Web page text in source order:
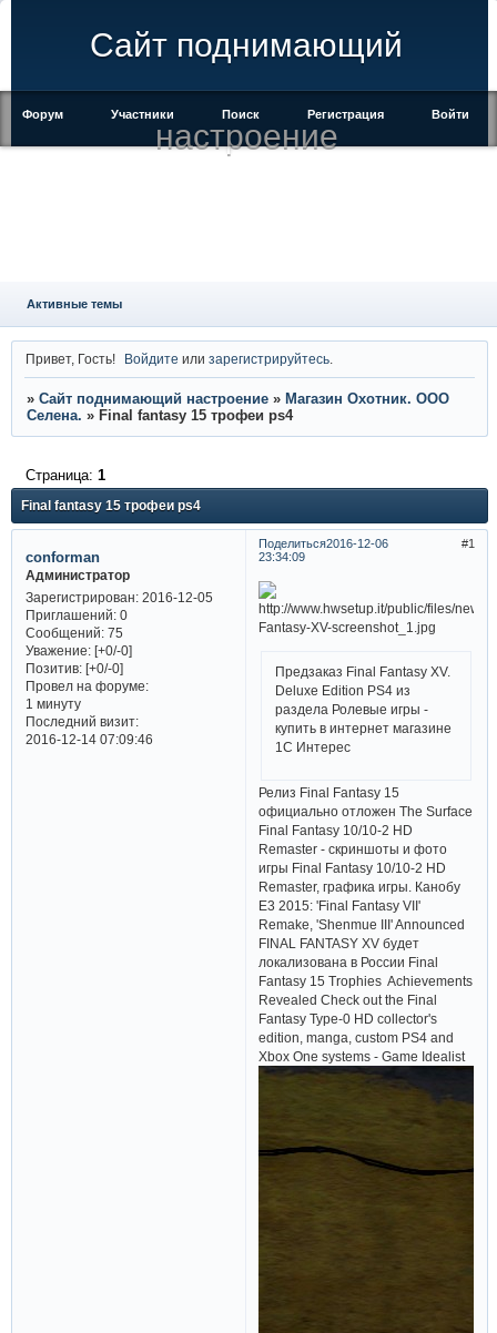
Сайт поднимающий
настроение
Форум Участники Поиск Регистрация Войти
Активные темы
Привет, Гость! Войдите илизарегистрируйтесь
» Сайт поднимающий настроение » Магазин Охотник. ООО
Селена. » Final fantasy 15 трофеи ps4
Final fantasy 15 трофеи ps4
Страница: 1
Поделиться 1
2016-12-06
23:34:09
conforman
Администратор
Зарегистрирован: 2016-12-05
Приглашений:0
Сообщений:75
Уважение: [+0/-0]
Позитив: [+0/-0]
Провел на форуме:
1 минуту
Последний визит:
2016-12-14 07:09:46
Предзаказ Final Fantasy XV.
Deluxe Edition PS4 из
раздела Ролевые игры -
купить в интернет магазине
1С Интерес
Релиз Final Fantasy 15
официально отложен The Surface
Final Fantasy 10/10-2 HD
Remaster - скриншоты и фото
игры Final Fantasy 10/10-2 HD
Remaster, графика игры. Канобу
E3 2015: 'Final Fantasy VII'
Remake, 'Shenmue III' Announced
FINAL FANTASY XV будет
локализована в России Final
Fantasy 15 Trophies Achievements
Revealed Check out the Final
Fantasy Type-0 HD collector's
edition, manga, custom PS4 and
Xbox One systems - Game Idealist